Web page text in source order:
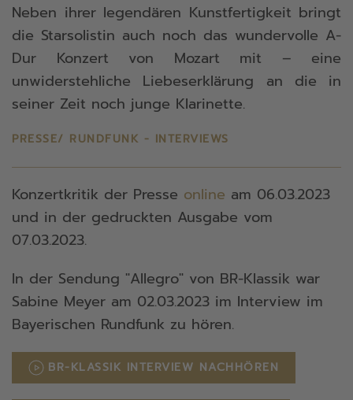
Neben ihrer legendären Kunstfertigkeit bringt
die Starsolistin auch noch das wundervolle A-
Dur Konzert von Mozart mit – eine
unwiderstehliche Liebeserklärung an die in
seiner Zeit noch junge Klarinette.
PRESSE/ RUNDFUNK - INTERVIEWS
Konzertkritik der Presse online am 06.03.2023
und in der gedruckten Ausgabe vom
07.03.2023.
In der Sendung "Allegro" von BR-Klassik war
Sabine Meyer am 02.03.2023 im Interview im
Bayerischen Rundfunk zu hören.
BR-KLASSIK INTERVIEW NACHHÖREN